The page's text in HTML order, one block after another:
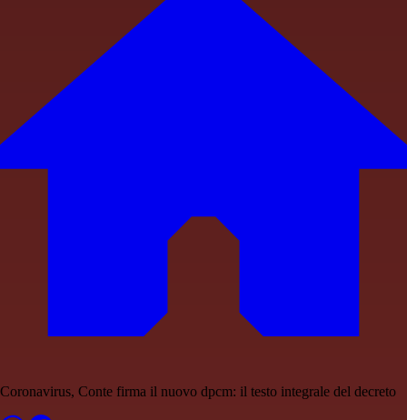
Coronavirus, Conte firma il nuovo dpcm: il testo integrale del decreto